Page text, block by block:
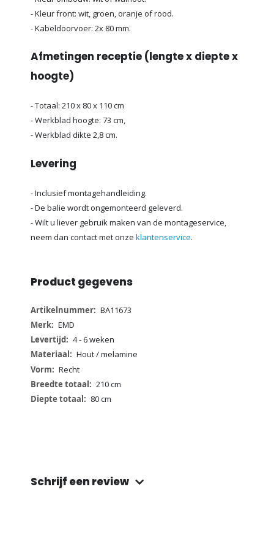
- Kleur front: wit, groen, oranje of rood.
- Kabeldoorvoer: 2x 80 mm.
Afmetingen receptie (lengte x diepte x
hoogte)
- Totaal: 210 x 80 x 110 cm
- Werkblad hoogte: 73 cm,
- Werkblad dikte 2,8 cm.
Levering
- Inclusief montagehandleiding.
- De balie wordt ongemonteerd geleverd.
- Wilt u liever gebruik maken van de montageservice,
neem dan contact met onze klantenservice.
Product gegevens
Meer
informatie
BA11673
EMD
4 - 6 weken
Hout / melamine
Recht
210 cm
80 cm
Schrijf een review